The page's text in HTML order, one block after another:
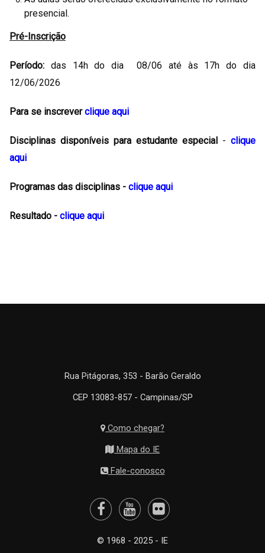
presencial.
Pré-Inscrição
Período: das 14h do dia 08/06 até às 17h do dia
12/06/2026
Para se inscreverclique aqui
Disciplinas disponíveis para estudante especial - clique
aqui
Programas das disciplinas - clique aqui
Resultado - clique aqui
Rua Pitágoras, 353 - Barão Geraldo
CEP 13083-857 - Campinas/SP
Como chegar?
Mapa do IE
Fale-conosco
© 1968 - 2025 - IE